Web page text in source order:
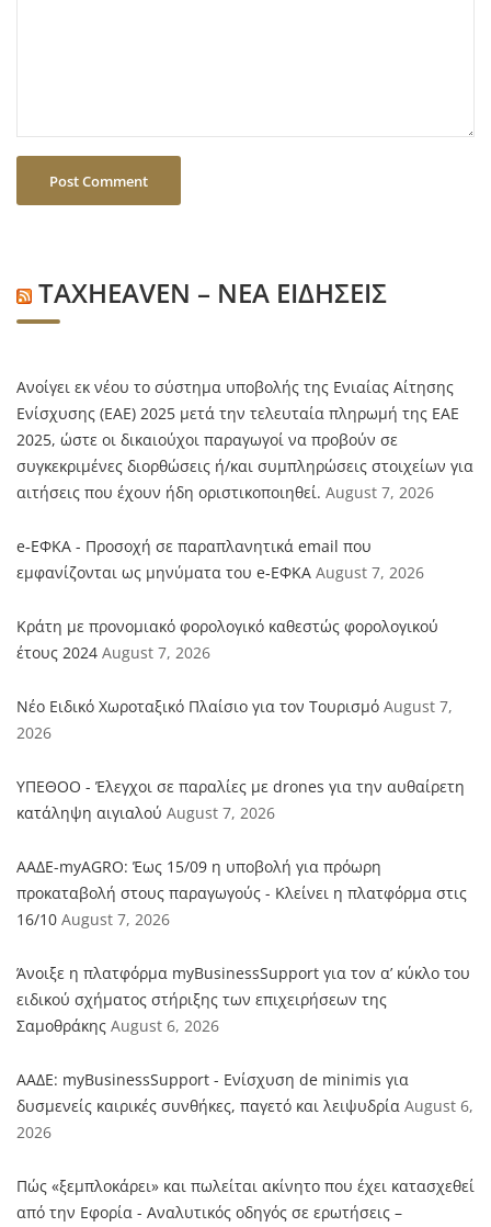
TAXHEAVEN – ΝΕΑ ΕΙΔΗΣΕΙΣ
Aνοίγει εκ νέου το σύστημα υποβολής της Ενιαίας Αίτησης
Ενίσχυσης (ΕΑΕ) 2025 μετά την τελευταία πληρωμή της ΕΑΕ
2025, ώστε οι δικαιούχοι παραγωγοί να προβούν σε
συγκεκριμένες διορθώσεις ή/και συμπληρώσεις στοιχείων για
αιτήσεις που έχουν ήδη οριστικοποιηθεί. August 7, 2026
e‑ΕΦΚΑ - Προσοχή σε παραπλανητικά email που
εμφανίζονται ως μηνύματα του e-ΕΦΚΑ August 7, 2026
Κράτη με προνομιακό φορολογικό καθεστώς φορολογικού
έτους 2024 August 7, 2026
Νέο Ειδικό Χωροταξικό Πλαίσιο για τον Τουρισμό August 7,
2026
ΥΠΕΘΟΟ - Έλεγχοι σε παραλίες με drones για την αυθαίρετη
κατάληψη αιγιαλού August 7, 2026
ΑΑΔΕ-myAGRO: Έως 15/09 η υποβολή για πρόωρη
προκαταβολή στους παραγωγούς - Κλείνει η πλατφόρμα στις
16/10 August 7, 2026
Άνοιξε η πλατφόρμα myBusinessSupport για τον α’ κύκλο του
ειδικού σχήματος στήριξης των επιχειρήσεων της
Σαμοθράκης August 6, 2026
ΑΑΔΕ: myBusinessSupport - Ενίσχυση de minimis για
δυσμενείς καιρικές συνθήκες, παγετό και λειψυδρία August 6,
2026
Πώς «ξεμπλοκάρει» και πωλείται ακίνητο που έχει κατασχεθεί
από την Εφορία - Αναλυτικός οδηγός σε ερωτήσεις –